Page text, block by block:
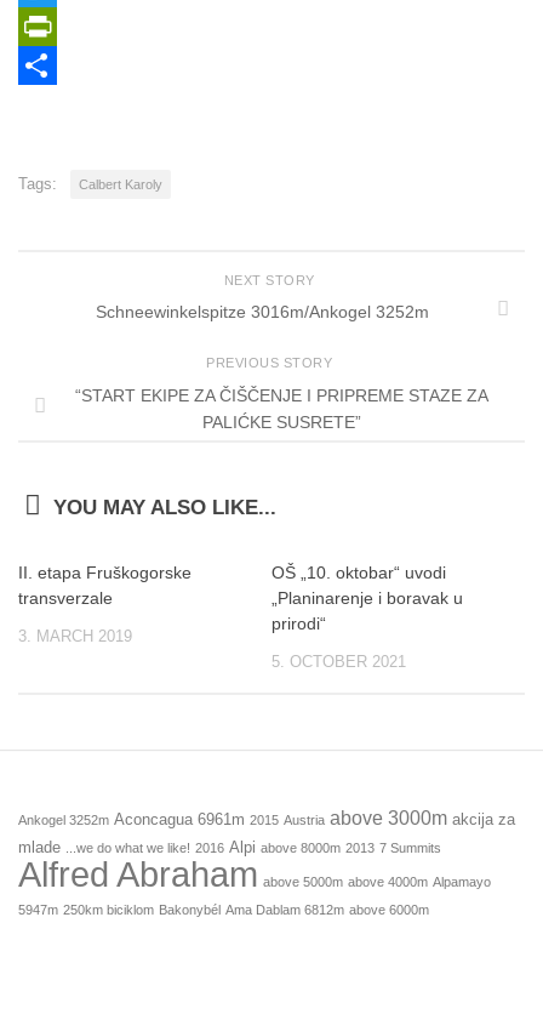
Twitter
PrintFriendly
Tags: Calbert Karoly
NEXT STORY
Schneewinkelspitze 3016m/Ankogel 3252m
PREVIOUS STORY
“START EKIPE ZA ČIŠČENJE I PRIPREME STAZE ZA
PALIĆKE SUSRETE”
YOU MAY ALSO LIKE...
II. etapa Fruškogorske
transverzale
3. MARCH 2019
OŠ „10. oktobar“ uvodi
„Planinarenje i boravak u
prirodi“
5. OCTOBER 2021
Ankogel 3252m Aconcagua 6961m 2015 Austria above 3000m akcija za
mlade
...we do what we like! 2016 Alpi above 8000m 2013 7 Summits
Alfred Abraham above 5000m above 4000m Alpamayo
5947m 250km biciklom Bakonybél Ama Dablam 6812m above 6000m